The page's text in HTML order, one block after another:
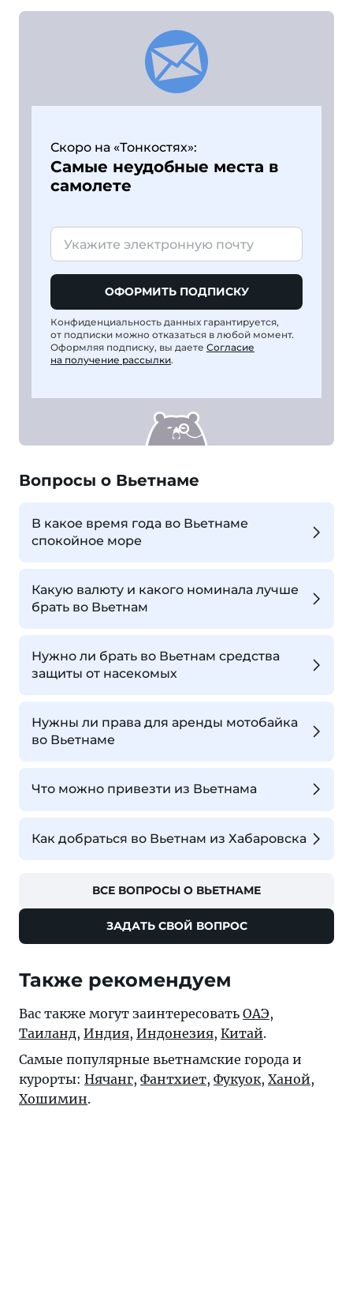
Скоро на «Тонкостях»:
Самые неудобные места в
самолете
ОФОРМИТЬ ПОДПИСКУ
Конфиденциальность данных гарантируется,
от подписки можно отказаться в любой момент.
Оформляя подписку, вы даете Согласие
на получение рассылки.
Вопросы о Вьетнаме
В какое время года во Вьетнаме
спокойное море
Какую валюту и какого номинала лучше
брать во Вьетнам
Нужно ли брать во Вьетнам средства
защиты от насекомых
Нужны ли права для аренды мотобайка
во Вьетнаме
Что можно привезти из Вьетнама
Как добраться во Вьетнам из Хабаровска
ВСЕ ВОПРОСЫ О ВЬЕТНАМЕ
ЗАДАТЬ СВОЙ ВОПРОС
Также рекомендуем
Вас также могут заинтересовать ОАЭ,
Таиланд, Индия, Индонезия, Китай.
Самые популярные вьетнамские города и
курорты: Нячанг, Фантхиет, Фукуок, Ханой,
Хошимин.